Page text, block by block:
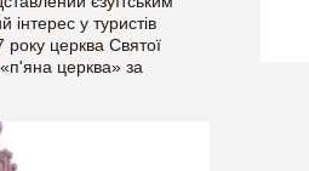
у туристів
року церква Святої
церква» за